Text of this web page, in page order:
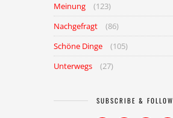
Meinung
(123)
Nachgefragt
(86)
Schöne Dinge
(105)
Unterwegs
(27)
SUBSCRIBE & FOLLOW